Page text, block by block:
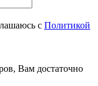
с Политикой
Вам достаточно